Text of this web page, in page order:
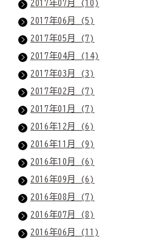
2017年07月 (10)
2017年06月 (5)
2017年05月 (7)
2017年04月 (14)
2017年03月 (3)
2017年02月 (7)
2017年01月 (7)
2016年12月 (6)
2016年11月 (9)
2016年10月 (6)
2016年09月 (6)
2016年08月 (7)
2016年07月 (8)
2016年06月 (11)